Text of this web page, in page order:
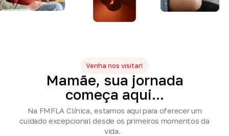
Venha nos visitar!
Mamãe, sua jornada
começa aqui...
Na FMFLA Clínica, estamos aqui para oferecer um
cuidado excepcional desde os primeiros momentos da
vida.